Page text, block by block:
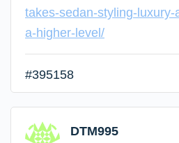
takes-sedan-styling-
a-higher-level/
#395158
DTM995